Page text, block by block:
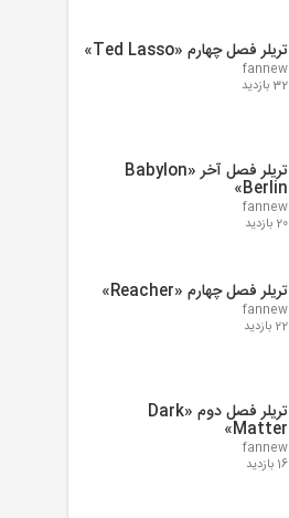
تریلر فصل چهارم «Ted Lasso»
fannew
32 بازدید
تریلر فصل آخر «Babylon
Berlin»
fannew
20 بازدید
تریلر فصل چهارم «Reacher»
fannew
22 بازدید
تریلر فصل دوم «Dark
Matter»
fannew
16 بازدید